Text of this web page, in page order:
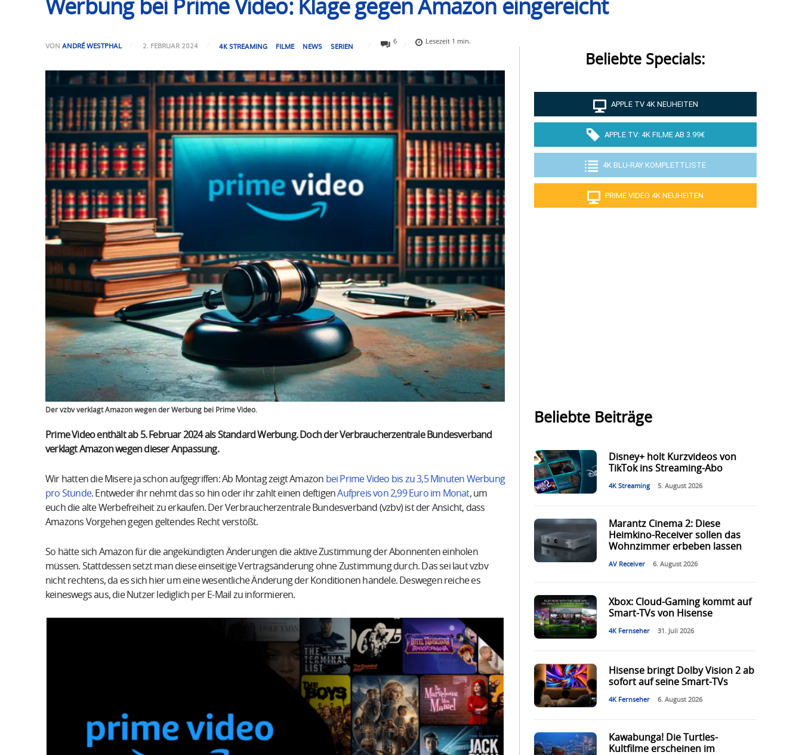
Werbung bei Prime Video: Klage gegen Amazon eingereicht
VON ANDRÉ WESTPHAL 2. FEBRUAR 2024 4K STREAMING FILME NEWS SERIEN
6 Lesezeit 1 min.
Der vzbv verklagt Amazon wegen der Werbung bei Prime Video.
Prime Video enthält ab 5. Februar 2024 als Standard Werbung. Doch der Verbraucherzentrale Bundesverband
verklagt Amazon wegen dieser Anpassung.
Wir hatten die Misere ja schon aufgegriffen: Ab Montag zeigt Amazon bei Prime Video bis zu 3,5 Minuten Werbung
pro Stunde. Entweder ihr nehmt das so hin oder ihr zahlt einen deftigenAufpreis von 2,99 Euro im Monat, um
euch die alte Werbefreiheit zu erkaufen. Der Verbraucherzentrale Bundesverband (vzbv) ist der Ansicht, dass
Amazons Vorgehen gegen geltendes Recht verstößt.
So hätte sich Amazon für die angekündigten Änderungen die aktive Zustimmung der Abonnenten einholen
müssen. Stattdessen setzt man diese einseitige Vertragsänderung ohne Zustimmung durch. Das sei laut vzbv
nicht rechtens, da es sich hier um eine wesentliche Änderung der Konditionen handele. Deswegen reiche es
keineswegs aus, die Nutzer lediglich per E-Mail zu informieren.
Beliebte Specials:
APPLE TV 4K NEUHEITEN
APPLE TV: 4K FILME AB 3.99€
4K BLU-RAY KOMPLETTLISTE
PRIME VIDEO 4K NEUHEITEN
Beliebte Beiträge
Disney+ holt Kurzvideos von
TikTok ins Streaming-Abo
4K Streaming 5. August 2026
Marantz Cinema 2: Diese
Heimkino-Receiver sollen das
Wohnzimmer erbeben lassen
AV Receiver 6. August 2026
Xbox: Cloud-Gaming kommt auf
Smart-TVs von Hisense
4K Fernseher 31. Juli 2026
Hisense bringt Dolby Vision 2 ab
sofort auf seine Smart-TVs
4K Fernseher 6. August 2026
Kawabunga! Die Turtles-
Kultfilme erscheinen im